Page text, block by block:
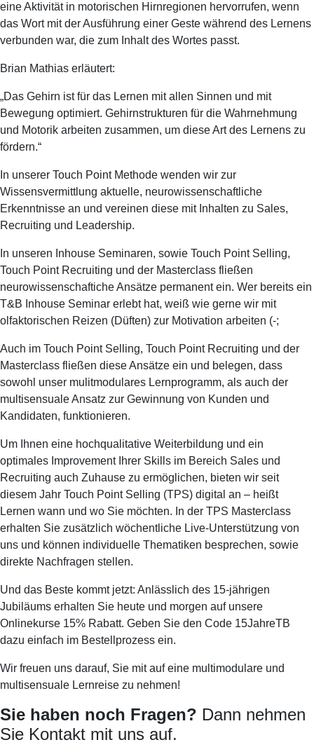
eine Aktivität in motorischen Hirnregionen hervorrufen, wenn
das Wort mit der Ausführung einer Geste während des Lernens
verbunden war, die zum Inhalt des Wortes passt.
Brian Mathias erläutert:
„Das Gehirn ist für das Lernen mit allen Sinnen und mit
Bewegung optimiert. Gehirnstrukturen für die Wahrnehmung
und Motorik arbeiten zusammen, um diese Art des Lernens zu
fördern.“
In unserer Touch Point Methode wenden wir zur
Wissensvermittlung aktuelle, neurowissenschaftliche
Erkenntnisse an und vereinen diese mit Inhalten zu Sales,
Recruiting und Leadership.
In unseren Inhouse Seminaren, sowie Touch Point Selling,
Touch Point Recruiting und der Masterclass fließen
neurowissenschaftiche Ansätze permanent ein. Wer bereits ein
T&B Inhouse Seminar erlebt hat, weiß wie gerne wir mit
olfaktorischen Reizen (Düften) zur Motivation arbeiten (-;
Auch im Touch Point Selling, Touch Point Recruiting und der
Masterclass fließen diese Ansätze ein und belegen, dass
sowohl unser mulitmodulares Lernprogramm, als auch der
multisensuale Ansatz zur Gewinnung von Kunden und
Kandidaten, funktionieren.
Um Ihnen eine hochqualitative Weiterbildung und ein
optimales Improvement Ihrer Skills im Bereich Sales und
Recruiting auch Zuhause zu ermöglichen, bieten wir seit
diesem Jahr Touch Point Selling (TPS) digital an – heißt
Lernen wann und wo Sie möchten. In der TPS Masterclass
erhalten Sie zusätzlich wöchentliche Live-Unterstützung von
uns und können individuelle Thematiken besprechen, sowie
direkte Nachfragen stellen.
Und das Beste kommt jetzt: Anlässlich des 15-jährigen
Jubiläums erhalten Sie heute und morgen auf unsere
Onlinekurse 15% Rabatt. Geben Sie den Code 15JahreTB
dazu einfach im Bestellprozess ein.
Wir freuen uns darauf, Sie mit auf eine multimodulare und
multisensuale Lernreise zu nehmen!
Sie haben noch Fragen? Dann nehmen
Sie Kontakt mit uns auf.